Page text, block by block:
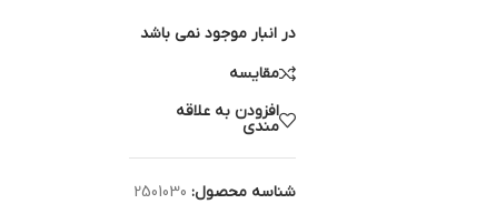
در انبار موجود نمی باشد
مقایسه
افزودن به علاقه
مندی
شناسه محصول: 2501030